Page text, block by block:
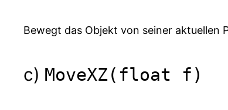
Bewegt das Objekt von seiner aktuellen
c) MoveXZ(float f)